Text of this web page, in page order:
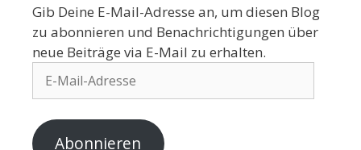
Gib Deine E-Mail-Adresse an, um diesen Blog
zu abonnieren und Benachrichtigungen über
neue Beiträge via E-Mail zu erhalten.
Abonnieren